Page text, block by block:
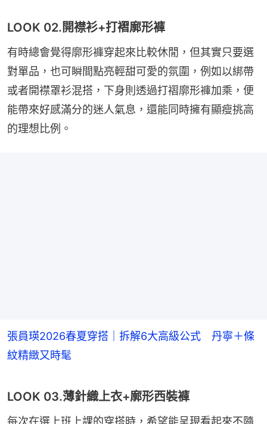
LOOK 02.開襟衫+打褶廓形褲
有時總會覺得廓形褲穿起來比較休閒，但其實只要選
對單品，也可瞬間點亮輕甜可愛的氛圍，例如以綁帶
或者開襟罩衫混搭，下身則透過打褶廓形褲加乘，便
能帶來好感滿分的迷人氣息，還能同時擁有顯瘦挑高
的理想比例。
張員瑛2026春夏穿搭｜拆解6大高級公式 丹寧＋條
紋精緻又時髦
LOOK 03.薄針織上衣+廓形西裝褲
每次在選上班上課的穿搭時，希望能呈現看起來不隨